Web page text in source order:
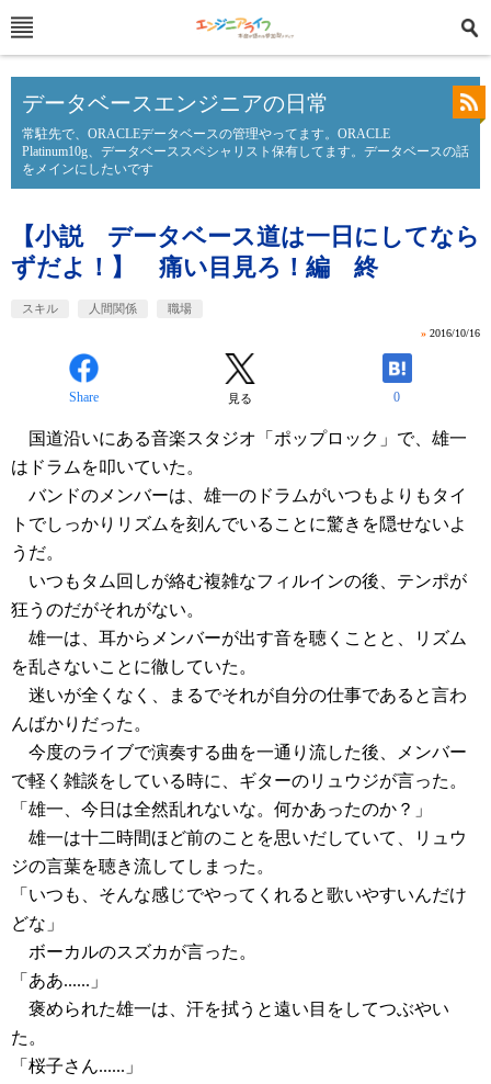
データベースエンジニアの日常
常駐先で、ORACLEデータベースの管理やってます。ORACLE
Platinum10g、データベーススペシャリスト保有してます。データベースの話
をメインにしたいです
【小説 データベース道は一日にしてなら
ずだよ！】 痛い目見ろ！編 終
スキル 人間関係 職場
» 2016/10/16
Share 見る 0
国道沿いにある音楽スタジオ「ポップロック」で、雄一
はドラムを叩いていた。
バンドのメンバーは、雄一のドラムがいつもよりもタイ
トでしっかりリズムを刻んでいることに驚きを隠せないよ
うだ。
いつもタム回しが絡む複雑なフィルインの後、テンポが
狂うのだがそれがない。
雄一は、耳からメンバーが出す音を聴くことと、リズム
を乱さないことに徹していた。
迷いが全くなく、まるでそれが自分の仕事であると言わ
んばかりだった。
今度のライブで演奏する曲を一通り流した後、メンバー
で軽く雑談をしている時に、ギターのリュウジが言った。
「雄一、今日は全然乱れないな。何かあったのか？」
雄一は十二時間ほど前のことを思いだしていて、リュウ
ジの言葉を聴き流してしまった。
「いつも、そんな感じでやってくれると歌いやすいんだけ
どな」
ボーカルのスズカが言った。
「ああ......」
褒められた雄一は、汗を拭うと遠い目をしてつぶやい
た。
「桜子さん......」